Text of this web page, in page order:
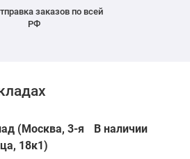
заказов по всей
РФ
(Москва, 3-я
18к1)
В наличии